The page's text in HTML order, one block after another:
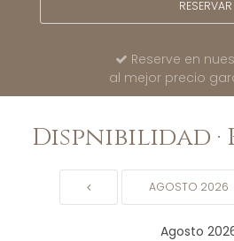
RESERVAR
Reserve en
al mejor precio
Dispnibilidad ·
AGOSTO 2026
Agosto